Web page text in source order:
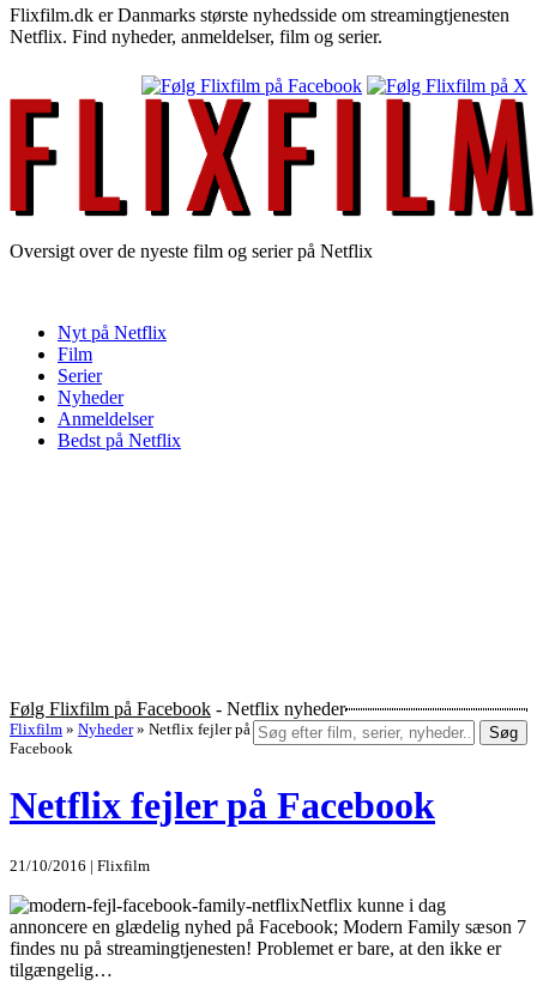
Flixfilm.dk er Danmarks største nyhedsside om streamingtjenesten
Netflix. Find nyheder, anmeldelser, film og serier.
Oversigt over de nyeste film og serier på Netflix
Nyt på Netflix
Film
Serier
Nyheder
Anmeldelser
Bedst på Netflix
Følg Flixfilm på Facebook - Netflix nyheder
Søg
Flixfilm » Nyheder » Netflix fejler på
Facebook
Netflix fejler på Facebook
21/10/2016 | Flixfilm
Netflix kunne i dag
annoncere en glædelig nyhed på Facebook; Modern Family sæson 7
findes nu på streamingtjenesten! Problemet er bare, at den ikke er
tilgængelig…